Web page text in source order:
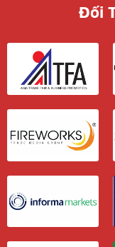
Đối